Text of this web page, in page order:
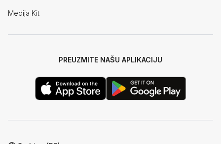
Medija Kit
PREUZMITE NAŠU APLIKACIJU